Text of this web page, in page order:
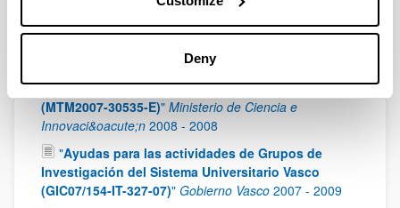
Deny
Investigaci&oacute;n del Sistema Universitario
Vasco (GIC10/169-IT361-10)"Gobierno Vasco 2010-
Acción Complementaria: Álgebra Lineal,
Análisis Matricial y Aplicaciones (ALAMA)
(MTM2007-30535-E)" Ministerio de Ciencia e
Innovaci&oacute;n 2008 - 2008
"Ayudas para las actividades de Grupos de
Investigación del Sistema Universitario Vasco
(GIC07/154-IT-327-07)" Gobierno Vasco 2007 - 2009